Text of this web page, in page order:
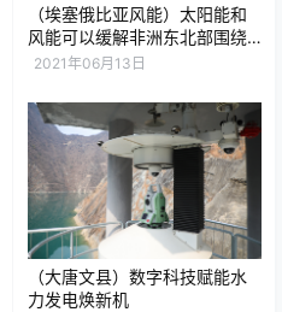
（埃塞俄比亚风能）太阳能和
风能可以缓解非洲东北部围绕
大埃塞俄比亚复兴大坝的冲突
2021年06月13日
（大唐文县）数字科技赋能水
力发电焕新机